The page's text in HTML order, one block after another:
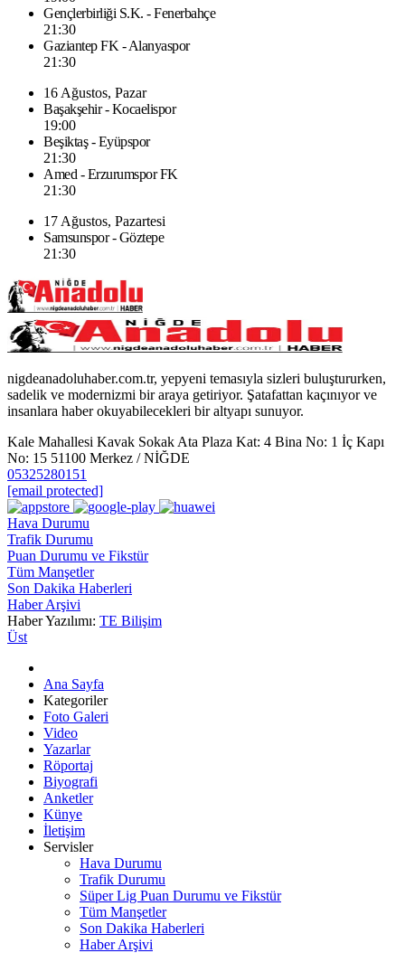
Gençlerbirliği S.K. - Fenerbahçe
21:30
Gaziantep FK - Alanyaspor
21:30
16 Ağustos, Pazar
Başakşehir - Kocaelispor
19:00
Beşiktaş - Eyüpspor
21:30
Amed - Erzurumspor FK
21:30
17 Ağustos, Pazartesi
Samsunspor - Göztepe
21:30
nigdeanadoluhaber.com.tr, yepyeni temasıyla sizleri buluştururken,
sadelik ve modernizmi bir araya getiriyor. Şatafattan kaçınıyor ve
insanlara haber okuyabilecekleri bir altyapı sunuyor.
Kale Mahallesi Kavak Sokak Ata Plaza Kat: 4 Bina No: 1 İç Kapı
No: 15 51100 Merkez / NİĞDE
05325280151
[email protected]
Hava Durumu
Trafik Durumu
Puan Durumu ve Fikstür
Tüm Manşetler
Son Dakika Haberleri
Haber Arşivi
Haber Yazılımı: TE Bilişim
Üst
Ana Sayfa
Kategoriler
Foto Galeri
Video
Yazarlar
Röportaj
Biyografi
Anketler
Künye
İletişim
Servisler
Hava Durumu
Trafik Durumu
Süper Lig Puan Durumu ve Fikstür
Tüm Manşetler
Son Dakika Haberleri
Haber Arşivi